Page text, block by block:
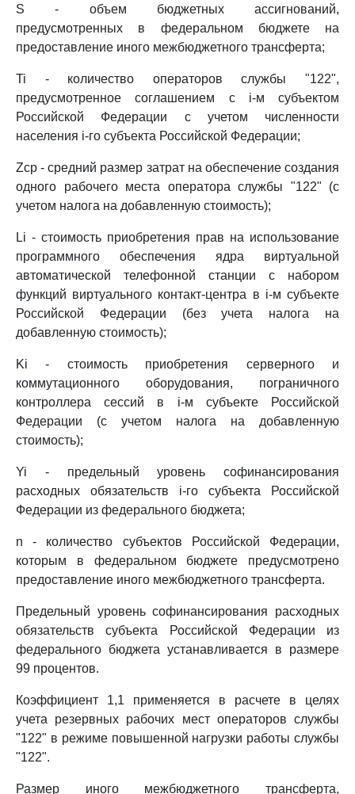
S - объем бюджетных ассигнований,
предусмотренных в федеральном бюджете на
предоставление иного межбюджетного трансферта;
Ti - количество операторов службы "122",
предусмотренное соглашением с i-м субъектом
Российской Федерации с учетом численности
населения i-го субъекта Российской Федерации;
Zср - средний размер затрат на обеспечение создания
одного рабочего места оператора службы "122" (с
учетом налога на добавленную стоимость);
Li - стоимость приобретения прав на использование
программного обеспечения ядра виртуальной
автоматической телефонной станции с набором
функций виртуального контакт-центра в i-м субъекте
Российской Федерации (без учета налога на
добавленную стоимость);
Ki - стоимость приобретения серверного и
коммутационного оборудования, пограничного
контроллера сессий в i-м субъекте Российской
Федерации (с учетом налога на добавленную
стоимость);
Yi - предельный уровень софинансирования
расходных обязательств i-го субъекта Российской
Федерации из федерального бюджета;
n - количество субъектов Российской Федерации,
которым в федеральном бюджете предусмотрено
предоставление иного межбюджетного трансферта.
Предельный уровень софинансирования расходных
обязательств субъекта Российской Федерации из
федерального бюджета устанавливается в размере
99 процентов.
Коэффициент 1,1 применяется в расчете в целях
учета резервных рабочих мест операторов службы
"122" в режиме повышенной нагрузки работы службы
"122".
Размер иного межбюджетного трансферта,